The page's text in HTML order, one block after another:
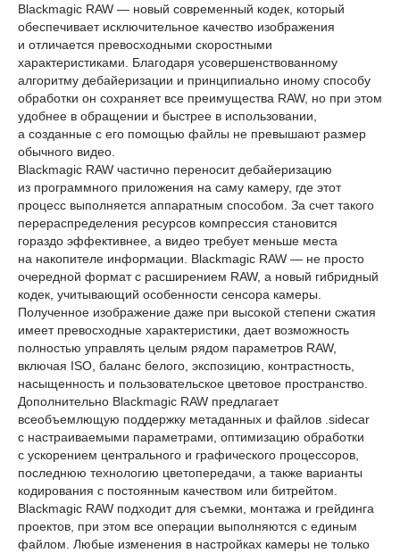
Blackmagic RAW — новый современный кодек, который
обеспечивает исключительное качество изображения
и отличается превосходными скоростными
характеристиками. Благодаря усовершенствованному
алгоритму дебайеризации и принципиально иному способу
обработки он сохраняет все преимущества RAW, но при этом
удобнее в обращении и быстрее в использовании,
а созданные с его помощью файлы не превышают размер
обычного видео.
Blackmagic RAW частично переносит дебайеризацию
из программного приложения на саму камеру, где этот
процесс выполняется аппаратным способом. За счет такого
перераспределения ресурсов компрессия становится
гораздо эффективнее, а видео требует меньше места
на накопителе информации. Blackmagic RAW — не просто
очередной формат с расширением RAW, а новый гибридный
кодек, учитывающий особенности сенсора камеры.
Полученное изображение даже при высокой степени сжатия
имеет превосходные характеристики, дает возможность
полностью управлять целым рядом параметров RAW,
включая ISO, баланс белого, экспозицию, контрастность,
насыщенность и пользовательское цветовое пространство.
Дополнительно Blackmagic RAW предлагает
всеобъемлющую поддержку метаданных и файлов .sidecar
с настраиваемыми параметрами, оптимизацию обработки
с ускорением центрального и графического процессоров,
последнюю технологию цветопередачи, а также варианты
кодирования с постоянным качеством или битрейтом.
Blackmagic RAW подходит для съемки, монтажа и грейдинга
проектов, при этом все операции выполняются с единым
файлом. Любые изменения в настройках камеры не только